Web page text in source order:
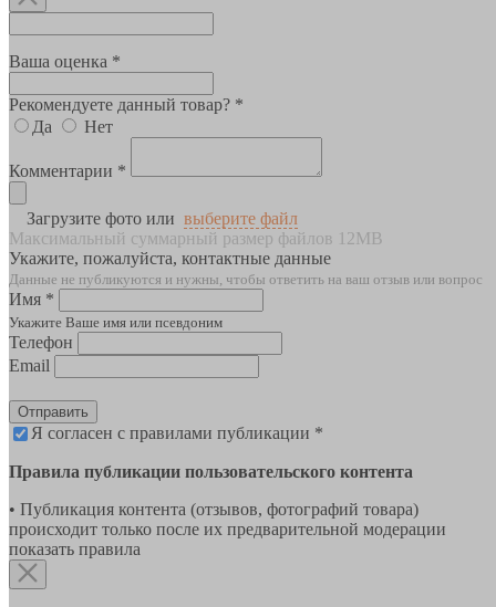
Ваша оценка *
Рекомендуете данный товар? *
Да
Нет
Комментарии *
Загрузите фото или выберите файл
Максимальный суммарный размер файлов 12MB
Укажите, пожалуйста, контактные данные
Данные не публикуются и нужны, чтобы ответить на ваш отзыв или вопрос
Имя *
Укажите Ваше имя или псевдоним
Телефон
Email
Отправить
Я согласен с правилами публикации *
Правила публикации пользовательского контента
• Публикация контента (отзывов, фотографий товара)
происходит только после их предварительной модерации
показать правила